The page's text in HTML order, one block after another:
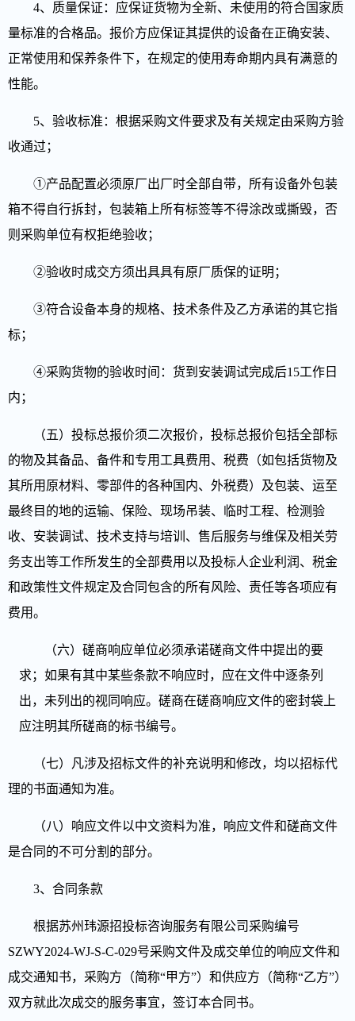
4、质量保证：应保证货物为全新、未使用的符合国家质
量标准的合格品。报价方应保证其提供的设备在正确安装、
正常使用和保养条件下，在规定的使用寿命期内具有满意的
性能。
5、验收标准：根据采购文件要求及有关规定由采购方验
收通过；
①产品配置必须原厂出厂时全部自带，所有设备外包装
箱不得自行拆封，包装箱上所有标签等不得涂改或撕毁，否
则采购单位有权拒绝验收；
②验收时成交方须出具具有原厂质保的证明；
③符合设备本身的规格、技术条件及乙方承诺的其它指
标；
④采购货物的验收时间：货到安装调试完成后15工作日
内；
（五）投标总报价须二次报价， 投标总报价包括全部标
的物及其备品、备件和专用工具费用、税费（如包括货物及
其所用原材料、零部件的各种国内、外税费）及包装、运至
最终目的地的运输、保险、现场吊装、临时工程、检测验
收、安装调试、技术支持与培训、售后服务与维保及相关劳
务支出等工作所发生的全部费用以及投标人企业利润、税金
和政策性文件规定及合同包含的所有风险、责任等各项应有
费用。
（六）磋商响应单位必须承诺磋商文件中提出的要
求；如果有其中某些条款不响应时，应在文件中逐条列
出，未列出的视同响应。磋商在磋商响应文件的密封袋上
应注明其所磋商的标书编号。
（七）
凡涉及招标文件的补充说明和修改，均以招标代
理的书面通知为准。
（八）
响应文件以中文资料为准，响应文件和磋商文件
是合同的不可分割的部分。
3、合同条款
根据苏州玮源招投标咨询服务有限公司采购编号
SZWY2024-WJ-S-C-029号采购文件及成交单位的响应文件和
成交通知书，采购方（简称“甲方”）和供应方（简称“乙方”）
双方就此次成交的服务事宜，签订本合同书。